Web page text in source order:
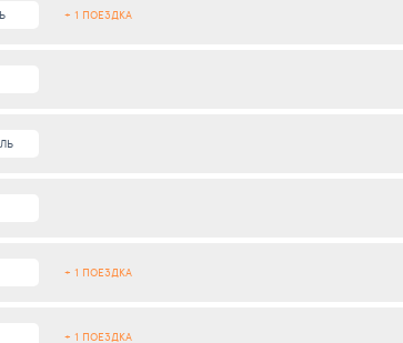
+ 1 ПОЕЗДКА
+ 1 ПОЕЗДКА
+ 1 ПОЕЗДКА